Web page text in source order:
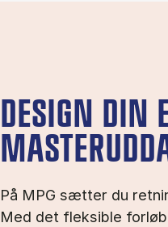
DESIGN DIN
På MPG sætter du
Med det fleksible